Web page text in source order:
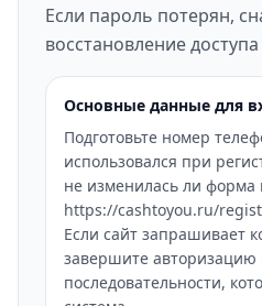
Если пароль потерян,
восстановление
Основные данные для
Подготовьте номер
использовался при
не изменилась ли форма
https://cashtoyou.ru/
Если сайт запрашивает
завершите авторизацию
последовательности,